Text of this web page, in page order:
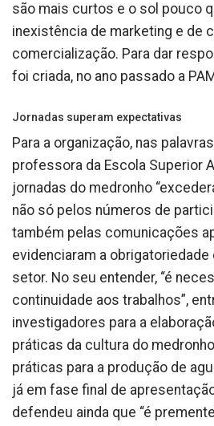
são mais curtos e o sol pouco
inexistência de marketing e de
comercialização. Para dar
foi criada, no ano passado a
Jornadas superam expectativas
Para a organização, nas
professora da Escola Superior
jornadas do medronho
não só pelos números de
também pelas comunicações
evidenciaram a obrigatoriedade
setor. No seu entender, “é
continuidade aos trabalhos”,
investigadores para a
práticas da cultura do
práticas para a produção de
já em fase final de
defendeu ainda que “é